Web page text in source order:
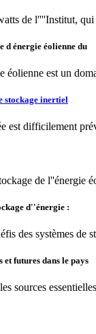
de l''''Institut,
d énergie éolienne du
éolienne est un
stockage inertiel
est difficilement
de l''énergie
d''énergie :
des systèmes
et futures dans le pays
sources